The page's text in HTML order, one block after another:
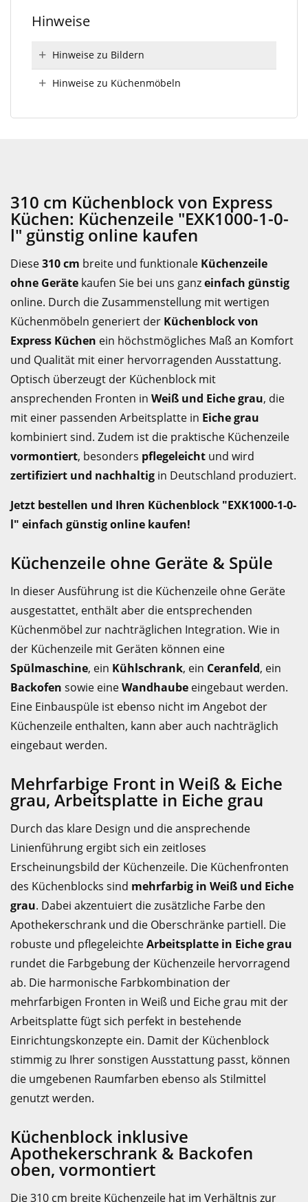
Hinweise
Hinweise zu Bildern
Hinweise zu Küchenmöbeln
310 cm Küchenblock von Express
Küchen: Küchenzeile "EXK1000-1-0-
l" günstig online kaufen
Diese310 cm breite und funktionale Küchenzeile
ohne Geräte kaufen Sie bei uns ganzeinfach günstig
online. Durch die Zusammenstellung mit wertigen
Küchenmöbeln generiert der Küchenblock von
Express Küchen ein höchstmögliches Maß an Komfort
und Qualität mit einer hervorragenden Ausstattung.
Optisch überzeugt der Küchenblock mit
ansprechenden Fronten in Weiß und Eiche grau, die
mit einer passenden Arbeitsplatte in Eiche grau
kombiniert sind. Zudem ist die praktische Küchenzeile
vormontiert, besonders pflegeleicht und wird
zertifiziert und nachhaltig in Deutschland produziert.
Jetzt bestellen und Ihren Küchenblock "EXK1000-1-0-
l" einfach günstig online kaufen!
Küchenzeile ohne Geräte & Spüle
In dieser Ausführung ist die Küchenzeile ohne Geräte
ausgestattet, enthält aber die entsprechenden
Küchenmöbel zur nachträglichen Integration. Wie in
der Küchenzeile mit Geräten können eine
Spülmaschine, ein Kühlschrank, ein Ceranfeld, ein
Backofen sowie eineWandhaube eingebaut werden.
Eine Einbauspüle ist ebenso nicht im Angebot der
Küchenzeile enthalten, kann aber auch nachträglich
eingebaut werden.
Mehrfarbige Front in Weiß & Eiche
grau, Arbeitsplatte in Eiche grau
Durch das klare Design und die ansprechende
Linienführung ergibt sich ein zeitloses
Erscheinungsbild der Küchenzeile. Die Küchenfronten
des Küchenblocks sind mehrfarbig in Weiß und Eiche
grau. Dabei akzentuiert die zusätzliche Farbe den
Apothekerschrank und die Oberschränke partiell. Die
robuste und pflegeleichteArbeitsplatte in Eiche grau
rundet die Farbgebung der Küchenzeile hervorragend
ab. Die harmonische Farbkombination der
mehrfarbigen Fronten in Weiß und Eiche grau mit der
Arbeitsplatte fügt sich perfekt in bestehende
Einrichtungskonzepte ein. Damit der Küchenblock
stimmig zu Ihrer sonstigen Ausstattung passt, können
die umgebenen Raumfarben ebenso als Stilmittel
genutzt werden.
Küchenblock inklusive
Apothekerschrank & Backofen
oben, vormontiert
Die 310 cm breite Küchenzeile hat im Verhältnis zur